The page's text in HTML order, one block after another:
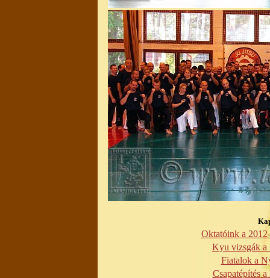
Oktatóink a
Kyu vizsgák a
Fiatalok a
Csapatépítés